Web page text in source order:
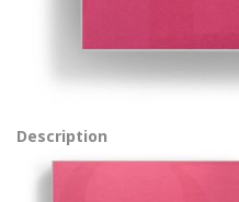
Description